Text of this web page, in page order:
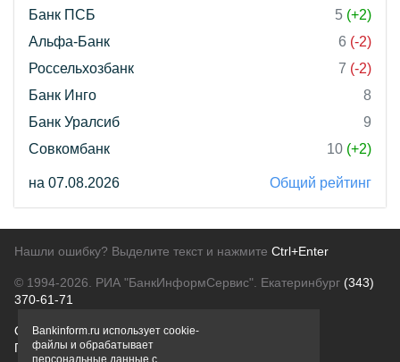
Банк ПСБ
5 (+2)
Альфа-Банк
6 (-2)
Россельхозбанк
7 (-2)
Банк Инго
8
Банк Уралсиб
9
Совкомбанк
10 (+2)
на 07.08.2026 Общий рейтинг
Нашли ошибку? Выделите текст и нажмите Ctrl+Enter
© 1994-2026. РИА "БанкИнформСервис". Екатеринбург (343)
370-61-71
О проектеПолитика конфиденциальности
Правовая информацияДля рекламодателей
Bankinform.ru использует cookie-
файлы и обрабатывает
персональные данные с